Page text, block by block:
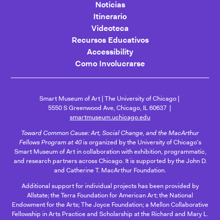
Noticias
Itinerario
Videoteca
Recursos Educativos
Accessibility
Como Involucrarse
Smart Museum of Art The University of Chicago
5550 S Greenwood Ave, Chicago, IL 60637
smartmuseum.uchicago.edu
Toward Common Cause: Art, Social Change, and the MacArthur
Fellows Program at 40is organized by the University of Chicago's
Smart Museum of Art in collaboration with exhibition, programmatic,
and research partners across Chicago. It is supported by the John D.
and Catherine T. MacArthur Foundation.
Additional support for individual projects has been provided by
Allstate; the Terra Foundation for American Art; the National
Endowment for the Arts; The Joyce Foundation; a Mellon Collaborative
Fellowship in Arts Practice and Scholarship at the Richard and Mary L.